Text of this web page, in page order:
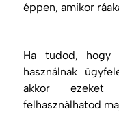
éppen, amikor
Ha tudod, hogy
használnak
akkor ezeket
felhasználhatod